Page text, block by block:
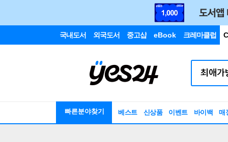
국내도서 외국도서 중고샵 eBook 크레마클럽
빠른분야찾기 베스트 신상품 이벤트 바이백 매